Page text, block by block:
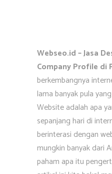
Webseo.id – Jasa
Company Profile di
berkembangnya
lama banyak pula
Website adalah apa
sepanjang hari di
berinterasi dengan
mungkin banyak dari
paham apa itu